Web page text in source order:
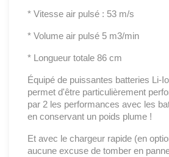
* Vitesse air pulsé : 53 m/s
* Volume air pulsé 5 m3/min
* Longueur totale 86 cm
Équipé de puissantes batteries Li-
permet d'être particulièrement
par 2 les performances avec les
en conservant un poids plume !
Et avec le chargeur rapide (en
aucune excuse de tomber en